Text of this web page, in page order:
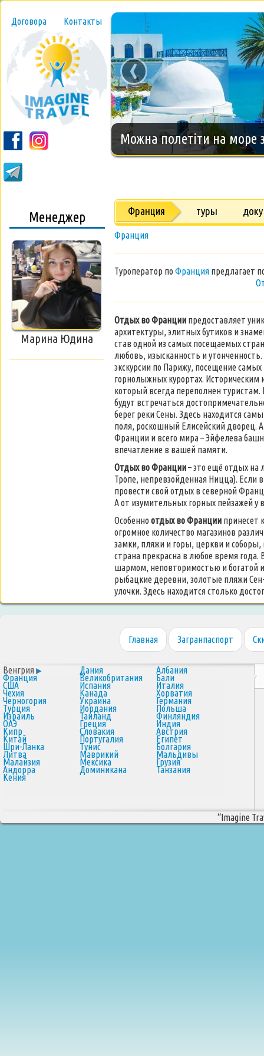
Договора Контакты
Новогодний тур на
‹
Менеджер
Марина Юдина
Франция туры
Франция
Туроператор по Франция предлагает
Отдых во Франции предоставляет
архитектуры, элитных бутиков и
став одной из самых посещаемых
любовь, изысканность и утонченность.
экскурсии по Парижу, посещение
горнолыжных курортах.
который всегда переполнен
будут встречаться
берег реки Сены. Здесь находится
поля, роскошный Елисейский дворец.
Франции и всего мира – Эйфелева
впечатление в вашей памяти.
Отдых во Франции– это ещё отдых на
Тропе, непревзойденная Ницца). Если
провести свой отдых в северной
А от изумительных горных пейзажей у
Особенно отдых во Франции принесет
огромное количество магазинов
замки, пляжи и горы, церкви и
страна прекрасна в любое время
шармом, неповторимостью и богатой
рыбацкие деревни, золотые пляжи
улочки. Здесь находится столько
Главная Загранпаспорт
Венгрия Дания Албания
Франция Великобритания Бали
США Испания Италия
Чехия Канада Хорватия
Черногория Украина Германия
Турция Иордания Польша
Израиль Таиланд Финляндия
ОАЭ Греция Индия
Кипр Словакия Австрия
Китай Португалия Египет
Шри-Ланка Тунис Болгария
Литва Маврикий Мальдивы
Малайзия Мексика Грузия
Андорра Доминикана Танзания
Кения
“Imagine